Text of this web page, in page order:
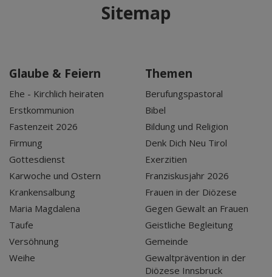
Sitemap
Glaube & Feiern
Ehe - Kirchlich heiraten
Erstkommunion
Fastenzeit 2026
Firmung
Gottesdienst
Karwoche und Ostern
Krankensalbung
Maria Magdalena
Taufe
Versöhnung
Weihe
Themen
Berufungspastoral
Bibel
Bildung und Religion
Denk Dich Neu Tirol
Exerzitien
Franziskusjahr 2026
Frauen in der Diözese
Gegen Gewalt an Frauen
Geistliche Begleitung
Gemeinde
Gewaltprävention in der
Diözese Innsbruck